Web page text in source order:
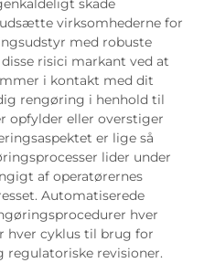
skade
virksomhederne for
med robuste
risici markant ved at
i kontakt med dit
rengøring i henhold til
opfylder eller overstiger
er lige så
lider under
af operatørernes
Automatiserede
hver
hver cyklus til brug for
revisioner.